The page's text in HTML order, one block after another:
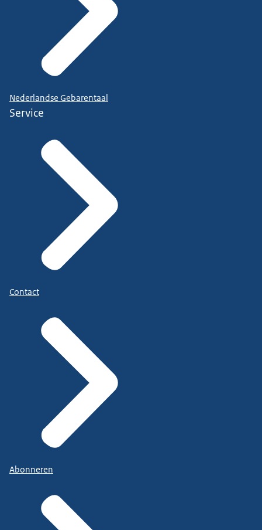
Nederlandse Gebarentaal
Service
Contact
Abonneren